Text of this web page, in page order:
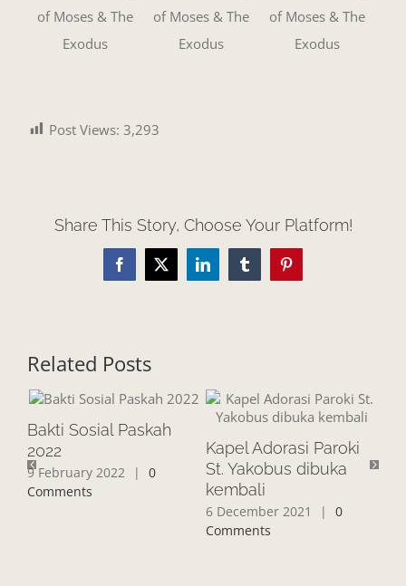
of Moses & The
Exodus
of Moses & The
Exodus
of Moses & The
Exodus
Post Views: 3,293
Share This Story, Choose Your Platform!
Facebook
X LinkedInTumblrPinterest
Related Posts
Bakti Sosial Paskah
2022
9 February 2022 |
0
Comments
Kapel Adorasi Paroki
St. Yakobus dibuka
kembali
6 December 2021 |
0
Comments